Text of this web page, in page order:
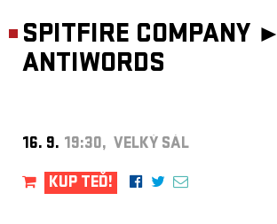
SPITFIRE COMPANY ►
ANTIWORDS
16. 9. 19:30, VELKÝ SÁL
KUP TEĎ!